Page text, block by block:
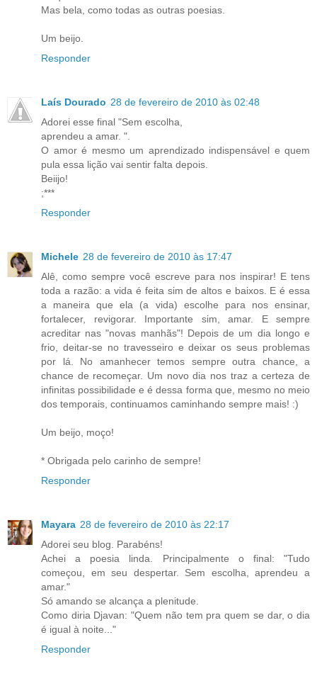
Mas bela, como todas as outras poesias.
Um beijo.
Responder
Laís Dourado 28 de fevereiro de 2010 às 02:48
Adorei esse final "Sem escolha,
aprendeu a amar. ".
O amor é mesmo um aprendizado indispensável e quem
pula essa lição vai sentir falta depois.
Beiijo!
;***
Responder
Michele 28 de fevereiro de 2010 às 17:47
Alê, como sempre você escreve para nos inspirar! E tens
toda a razão: a vida é feita sim de altos e baixos. E é essa
a maneira que ela (a vida) escolhe para nos ensinar,
fortalecer, revigorar. Importante sim, amar. E sempre
acreditar nas "novas manhãs"! Depois de um dia longo e
frio, deitar-se no travesseiro e deixar os seus problemas
por lá. No amanhecer temos sempre outra chance, a
chance de recomeçar. Um novo dia nos traz a certeza de
infinitas possibilidade e é dessa forma que, mesmo no meio
dos temporais, continuamos caminhando sempre mais! :)
Um beijo, moço!
* Obrigada pelo carinho de sempre!
Responder
Mayara 28 de fevereiro de 2010 às 22:17
Adorei seu blog. Parabéns!
Achei a poesia linda. Principalmente o final: "Tudo
começou, em seu despertar. Sem escolha, aprendeu a
amar."
Só amando se alcança a plenitude.
Como diria Djavan: "Quem não tem pra quem se dar, o dia
é igual à noite..."
Responder